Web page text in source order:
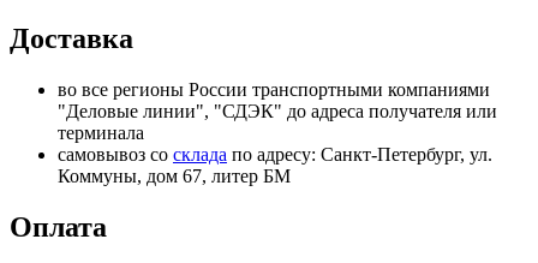
Доставка
во все регионы России транспортными компаниями
"Деловые линии", "СДЭК" до адреса получателя или
терминала
самовывоз со склада по адресу: Санкт-Петербург, ул.
Коммуны, дом 67, литер БМ
Оплата